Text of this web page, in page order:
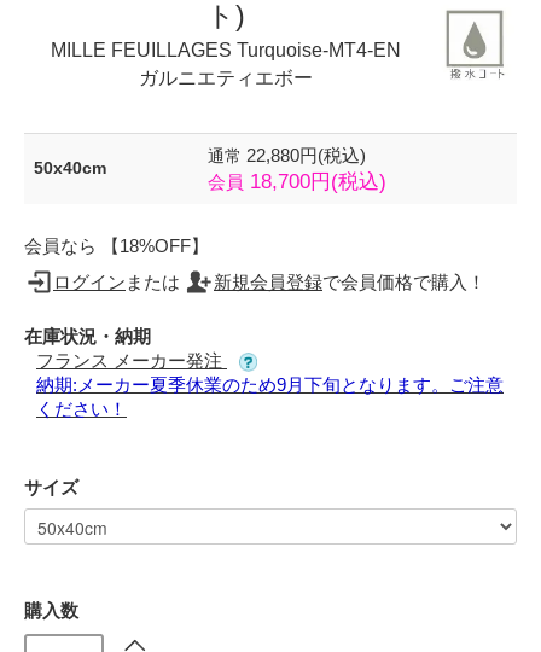
ト)
MILLE FEUILLAGES Turquoise-MT4-EN
ガルニエティエボー
50x40cm
通常 22,880円(税込)
会員 18,700円(税込)
会員なら 【18%OFF】
ログイン または 新規会員登録で会員価格で購入！
在庫状況・納期
フランス メーカー発注
納期:メーカー夏季休業のため9月下旬となります。ご注意
ください！
サイズ
購入数